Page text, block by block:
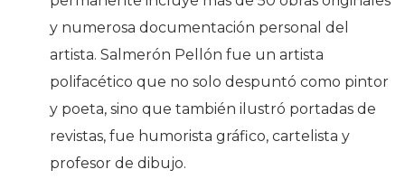
y numerosa documentación personal del
artista. Salmerón Pellón fue un artista
polifacético que no solo despuntó como pintor
y poeta, sino que también ilustró portadas de
revistas, fue humorista gráfico, cartelista y
profesor de dibujo.